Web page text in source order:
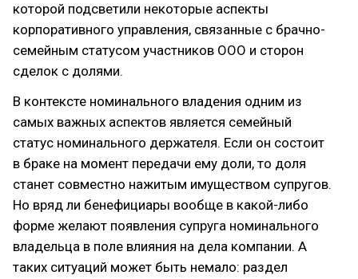
которой подсветили некоторые аспекты
корпоративного управления, связанные с брачно-
семейным статусом участников ООО и сторон
сделок с долями.
В контексте номинального владения одним из
самых важных аспектов является семейный
статус номинального держателя. Если он состоит
в браке на момент передачи ему доли, то доля
станет совместно нажитым имуществом супругов.
Но вряд ли бенефициары вообще в какой-либо
форме желают появления супруга номинального
владельца в поле влияния на дела компании. А
таких ситуаций может быть немало: раздел